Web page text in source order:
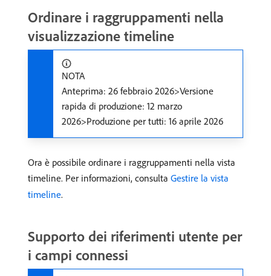
Ordinare i raggruppamenti nella
visualizzazione timeline
NOTA
Anteprima: 26 febbraio 2026>Versione
rapida di produzione: 12 marzo
2026>Produzione per tutti: 16 aprile 2026
Ora è possibile ordinare i raggruppamenti nella vista
timeline. Per informazioni, consulta Gestire la vista
timeline.
Supporto dei riferimenti utente per
i campi connessi